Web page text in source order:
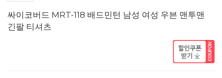
싸이코버드 MRT-118 배드민턴 남성 여성 우븐 맨투맨
긴팔 티셔츠